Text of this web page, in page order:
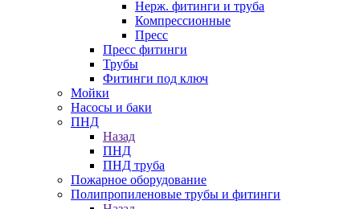
Нерж. фитинги и труба
Компрессионные
Пресс
Пресс фитинги
Трубы
Фитинги под ключ
Мойки
Насосы и баки
ПНД
Назад
ПНД
ПНД труба
Пожарное оборудование
Полипропиленовые трубы и фитинги